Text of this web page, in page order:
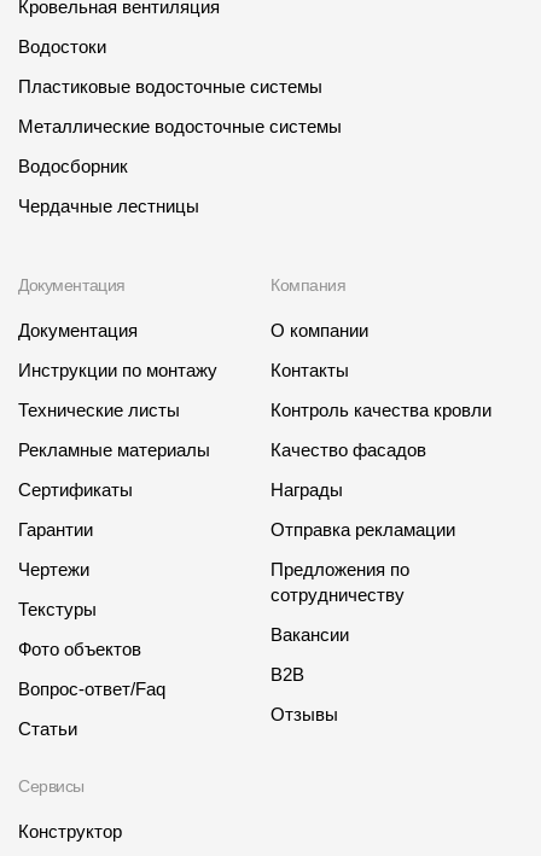
Республика Хакасия
Где купить?
Контакты
Адрес
125212, Россия, Москва, Головинское ш., д. 5, стр. 1
Режим работы
Пн-Пт - 10-19
Сб-Вс - выходной
Кровельная вентиляция
Водостоки
Пластиковые водосточные системы
Металлические водосточные системы
Водосборник
Чердачные лестницы
Документация
Документация
Инструкции по монтажу
Технические листы
Рекламные материалы
Сертификаты
Гарантии
Чертежи
Текстуры
Фото объектов
Вопрос-ответ/Faq
Статьи
Сервисы
Конструктор
Компания
О компании
Контакты
Контроль качества кровли
Качество фасадов
Награды
Отправка рекламации
Предложения по
сотрудничеству
Вакансии
B2B
Отзывы